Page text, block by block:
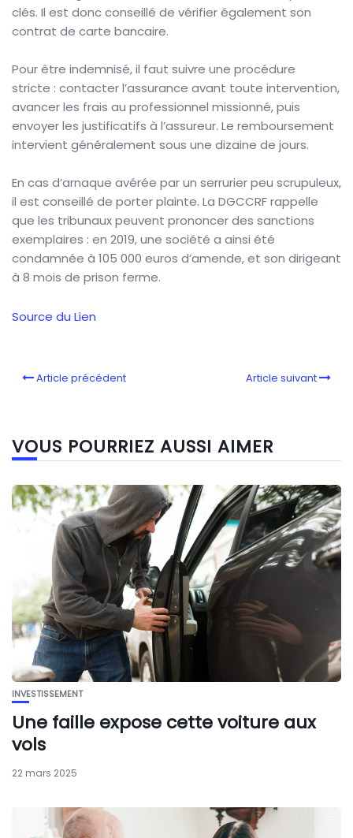
clés. Il est donc conseillé de vérifier également son
contrat de carte bancaire.
Pour être indemnisé, il faut suivre une procédure
stricte : contacter l’assurance avant toute intervention,
avancer les frais au professionnel missionné, puis
envoyer les justificatifs à l’assureur. Le remboursement
intervient généralement sous une dizaine de jours.
En cas d’arnaque avérée par un serrurier peu scrupuleux,
il est conseillé de porter plainte. La DGCCRF rappelle
que les tribunaux peuvent prononcer des sanctions
exemplaires : en 2019, une société a ainsi été
condamnée à 105 000 euros d’amende, et son dirigeant
à 8 mois de prison ferme.
Source du Lien
Article précédent Article suivant
VOUS POURRIEZ AUSSI AIMER
INVESTISSEMENT
Une faille expose cette voiture aux
vols
22 mars 2025